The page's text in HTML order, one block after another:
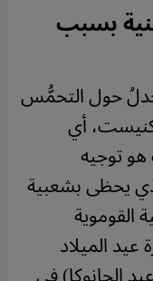
بسبب
في هذا العام 2022 الجدلُ حول التحمُّس
أي
هو توجيه
يحظى بشعبية
القوموية
عيد الميلاد